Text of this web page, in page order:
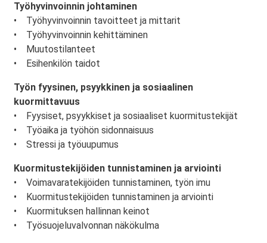
Työhyvinvoinnin johtaminen
• Työhyvinvoinnin tavoitteet ja mittarit
• Työhyvinvoinnin kehittäminen
• Muutostilanteet
• Esihenkilön taidot
Työn fyysinen, psyykkinen ja sosiaalinen
kuormittavuus
• Fyysiset, psyykkiset ja sosiaaliset kuormitustekijät
• Työaika ja työhön sidonnaisuus
• Stressi ja työuupumus
Kuormitustekijöiden tunnistaminen ja arviointi
• Voimavaratekijöiden tunnistaminen, työn imu
• Kuormitustekijöiden tunnistaminen ja arviointi
• Kuormituksen hallinnan keinot
• Työsuojeluvalvonnan näkökulma